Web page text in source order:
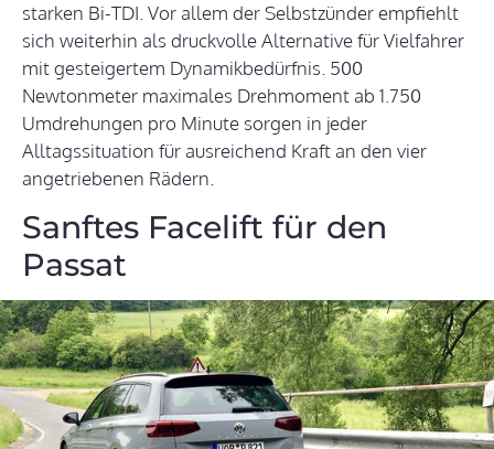
starken Bi-TDI. Vor allem der Selbstzünder empfiehlt
sich weiterhin als druckvolle Alternative für Vielfahrer
mit gesteigertem Dynamikbedürfnis. 500
Newtonmeter maximales Drehmoment ab 1.750
Umdrehungen pro Minute sorgen in jeder
Alltagssituation für ausreichend Kraft an den vier
angetriebenen Rädern.
Sanftes Facelift für den
Passat